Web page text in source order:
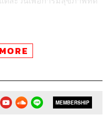
Secret Sauce
MEMBERSHIP